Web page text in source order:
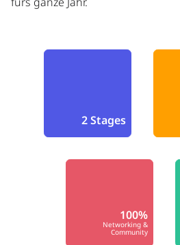
2 Stages
100%
Networking &
Community